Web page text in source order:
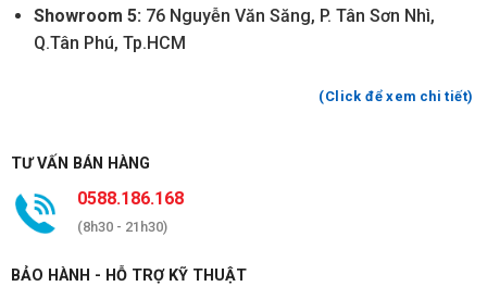
Showroom 5: 76 Nguyễn Văn Săng, P. Tân Sơn Nhì,
Q.Tân Phú, Tp.HCM
(Click để xem chi tiết)
TƯ VẤN BÁN HÀNG
0588.186.168
(8h30 - 21h30)
BẢO HÀNH - HỖ TRỢ KỸ THUẬT